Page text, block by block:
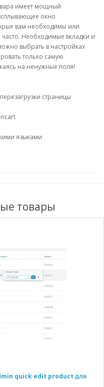
имеет мощный
окно
вам необходимы или
Необходимые вкладки и
выбрать в настройках
только самую
на ненужные поля!
страницы
языками
товары
quick edit product для